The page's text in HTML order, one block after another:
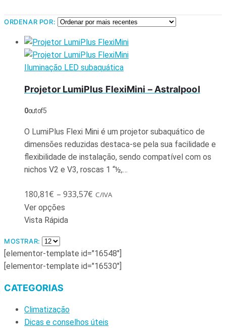
ORDENAR POR:
Iluminação LED subaquática
Projetor LumiPlus FlexiMini – Astralpool
0out of 5
O LumiPlus Flexi Mini é um projetor subaquático de
dimensões reduzidas destaca-se pela sua facilidade e
flexibilidade de instalação, sendo compatível com os
nichos V2 e V3, roscas 1 “½,…
180,81€ – 933,57€ C/IVA
Ver opções
Vista Rápida
MOSTRAR:
[elementor-template id="16548"]
[elementor-template id="16530"]
CATEGORIAS
Climatização
Dicas e conselhos úteis